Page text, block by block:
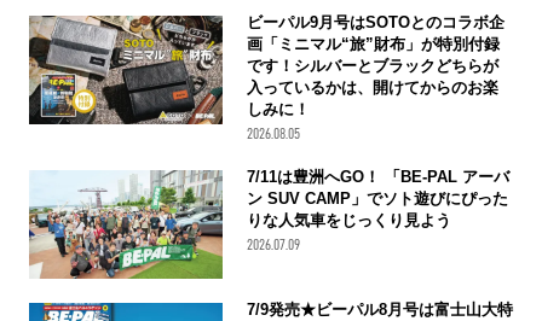
ビーパル9月号はSOTOとのコラボ企
画「ミニマル“旅”財布」が特別付録
です！シルバーとブラックどちらが
入っているかは、開けてからのお楽
しみに！
2026.08.05
7/11は豊洲へGO！ 「BE-PAL アーバ
ン SUV CAMP」でソト遊びにぴった
りな人気車をじっくり見よう
2026.07.09
7/9発売★ビーパル8月号は富士山大特